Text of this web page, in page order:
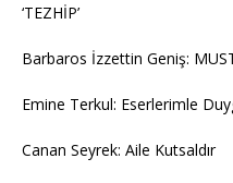
‘TEZHİP’
Barbaros İzzettin Geniş:
Emine Terkul: Eserlerimle
Canan Seyrek: Aile Kutsaldır